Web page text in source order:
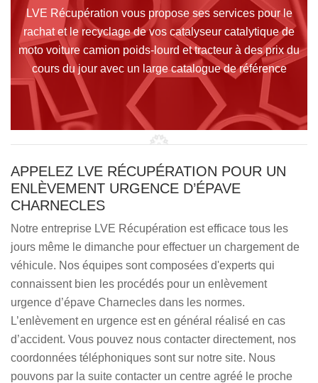
LVE Récupération vous propose ses services pour le
rachat et le recyclage de vos catalyseur catalytique de
moto voiture camion poids-lourd et tracteur à des prix du
cours du jour avec un large catalogue de référence
APPELEZ LVE RÉCUPÉRATION POUR UN
ENLÈVEMENT URGENCE D’ÉPAVE
CHARNECLES
Notre entreprise LVE Récupération est efficace tous les
jours même le dimanche pour effectuer un chargement de
véhicule. Nos équipes sont composées d'experts qui
connaissent bien les procédés pour un enlèvement
urgence d’épave Charnecles dans les normes.
L’enlèvement en urgence est en général réalisé en cas
d’accident. Vous pouvez nous contacter directement, nos
coordonnées téléphoniques sont sur notre site. Nous
pouvons par la suite contacter un centre agréé le proche